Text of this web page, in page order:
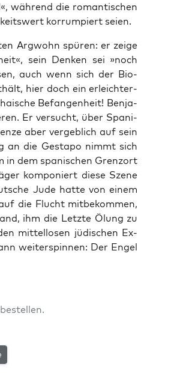
wäh­rend die roman­ti­schen
kor­rum­piert seien.
Arg­wohn spü­ren: er zei­ge
sein Den­ken sei »noch
auch wenn sich der Bio­
hier doch ein erleich­ter­
Befan­gen­heit! Ben­ja­
Er ver­sucht, über Spa­ni­
aber ver­geb­lich auf sein
an die Gesta­po nimmt sich
in dem spa­ni­schen Grenz­ort
kom­po­niert die­se Sze­ne
Jude hat­te von einem
die Flucht mit­be­kom­men,
ihm die Letz­te Ölung zu
mit­tel­lo­sen jüdi­schen Ex-
wei­ter­spin­nen: Der Engel